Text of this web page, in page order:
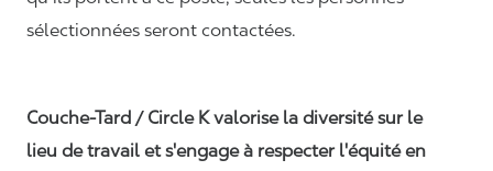
sélectionnées seront contactées.
Couche-Tard / Circle K valorise la diversité sur le
lieu de travail et s'engage à respecter l'équité en